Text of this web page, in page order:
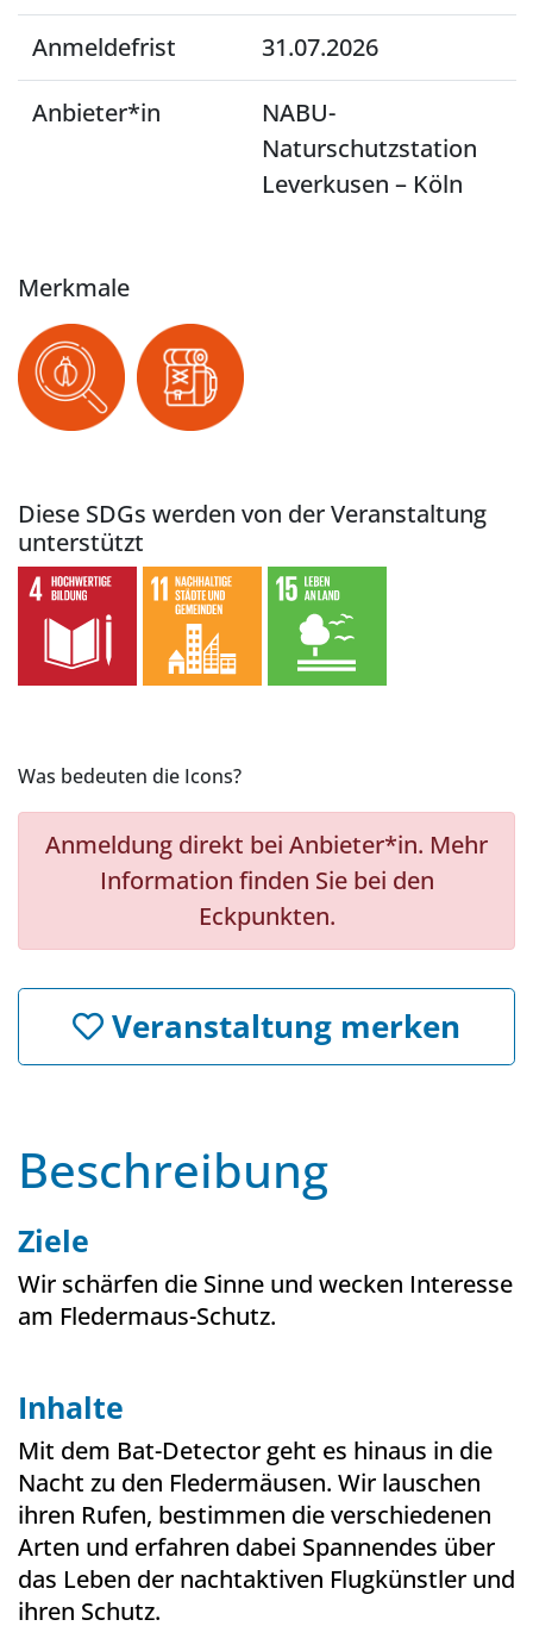
Anmeldefrist 31.07.2026
Anbieter*in
NABU-
Naturschutzstation
Leverkusen – Köln
Merkmale
Diese SDGs werden von der Veranstaltung
unterstützt
Was bedeuten die Icons?
Anmeldung direkt bei Anbieter*in. Mehr
Information finden Sie bei den
Eckpunkten.
Veranstaltung merken
Beschreibung
Ziele
Wir schärfen die Sinne und wecken Interesse
am Fledermaus-Schutz.
Inhalte
Mit dem Bat-Detector geht es hinaus in die
Nacht zu den Fledermäusen. Wir lauschen
ihren Rufen, bestimmen die verschiedenen
Arten und erfahren dabei Spannendes über
das Leben der nachtaktiven Flugkünstler und
ihren Schutz.